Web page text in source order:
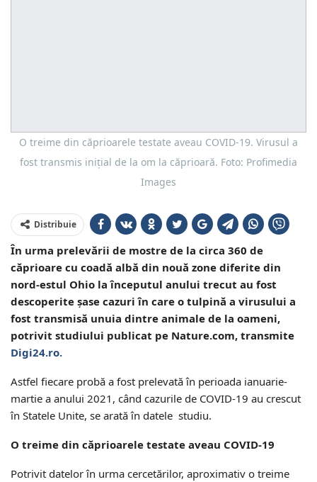
O treime din căprioarele testate aveau COVID-19. Virusul a
fost transmis inițial de la om la căprioară. Foto: Profimedia
Images
Distribuie
În urma prelevării de mostre de la circa 360 de
căprioare cu coadă albă din nouă zone diferite din
nord-estul Ohio la începutul anului trecut au fost
descoperite şase cazuri în care o tulpină a virusului a
fost transmisă unuia dintre animale de la oameni,
potrivit studiului publicat pe Nature.com, transmite
Digi24.ro.
Astfel fiecare probă a fost prelevată în perioada ianuarie-
martie a anului 2021, când cazurile de COVID-19 au crescut
în Statele Unite, se arată în datele studiu.
O treime din căprioarele testate aveau COVID-19
Potrivit datelor în urma cercetărilor, aproximativ o treime